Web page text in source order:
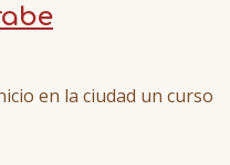
en la ciudad un curso